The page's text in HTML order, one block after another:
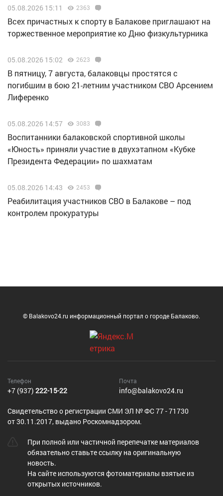
05.08.2026 15:11 2363
Всех причастных к спорту в Балакове приглашают на
торжественное мероприятие ко Дню физкультурника
05.08.2026 15:02 2623
В пятницу, 7 августа, балаковцы простятся с
погибшим в бою 21-летним участником СВО Арсением
Лиференко
05.08.2026 14:57 3083
Воспитанники балаковской спортивной школы
«Юность» приняли участие в двухэтапном «Кубке
Президента Федерации» по шахматам
05.08.2026 14:43 2453
Реабилитация участников СВО в Балакове – под
контролем прокуратуры
© Balakovo24.ru информационный портал о городе Балаково.
Телефон
+7 (937) 222-15-22
Почта
info@balakovo24.ru
Cвидетельство о регистрации СМИ ЭЛ № ФС 77 - 71730
от 30.11.2017, выдано Роскомнадзором.
При полной или частичной перепечатке материалов
обязательно ставьте ссылку на оригинальную
новость.
На сайте используются фотоматериалы взятые из
открытых источников.